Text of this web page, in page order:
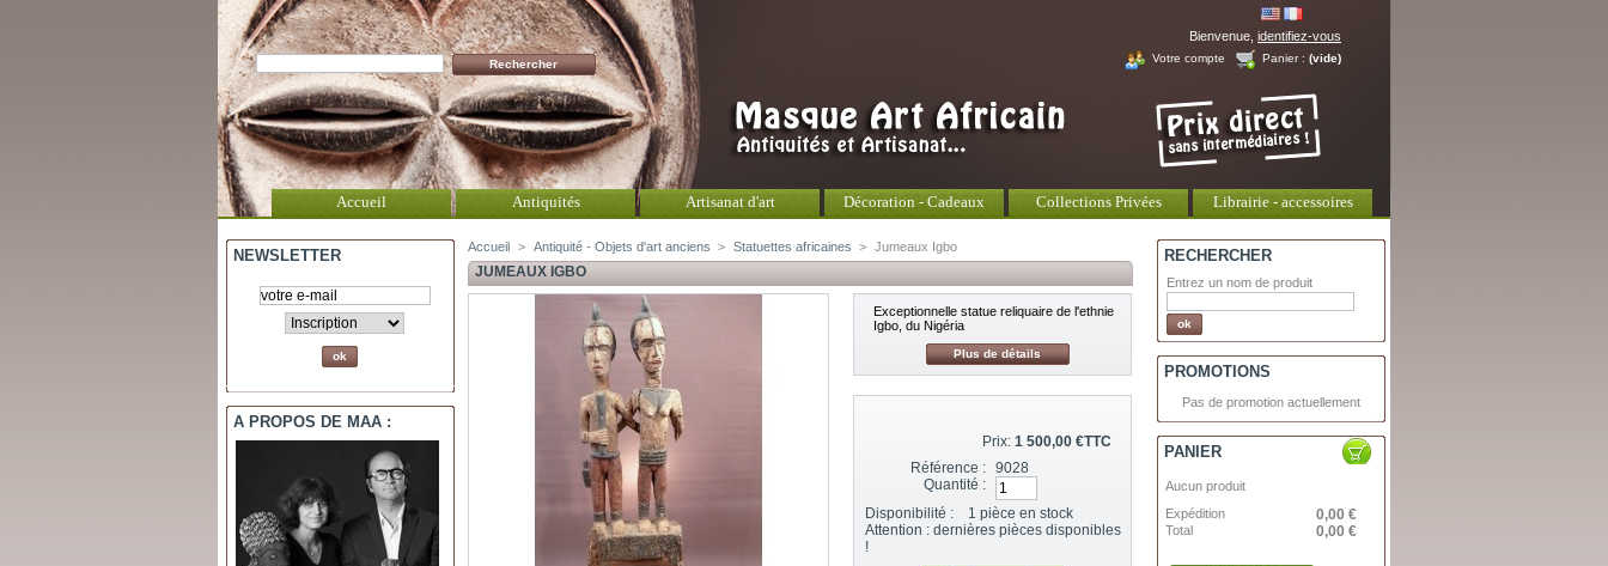
Bienvenue, identifiez-vous
Panier : (vide)
Votre compte
Accueil Antiquités Artisanat d'art Décoration - Cadeaux Collections Privées Librairie - accessoires
NEWSLETTER
A PROPOS DE MAA :
Accueil > Antiquité - Objets d'art anciens > Statuettes africaines > Jumeaux Igbo
JUMEAUX IGBO
Exceptionnelle statue reliquaire de l'ethnie
Igbo, du Nigéria
Plus de détails
Prix: 1 500,00 €TTC
Référence :
9028
Quantité :
Disponibilité :
1 pièce en stock
Attention : dernières pièces disponibles
!
RECHERCHER
Entrez un nom de produit
PROMOTIONS
Pas de promotion actuellement
PANIER
Aucun produit
Expédition
0,00 €
Total 0,00 €